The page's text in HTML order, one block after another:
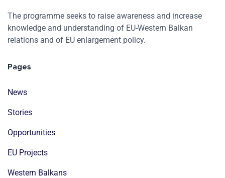
The programme seeks to raise awareness and increase
knowledge and understanding of EU-Western Balkan
relations and of EU enlargement policy.
Pages
News
Stories
Opportunities
EU Projects
Western Balkans